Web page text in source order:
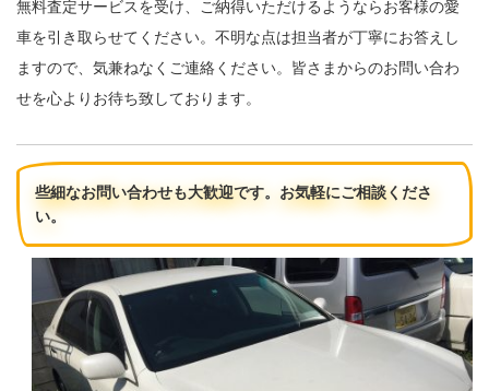
無料査定サービスを受け、ご納得いただけるようならお客様の愛
車を引き取らせてください。不明な点は担当者が丁寧にお答えし
ますので、気兼ねなくご連絡ください。皆さまからのお問い合わ
せを心よりお待ち致しております。
些細なお問い合わせも大歓迎です。お気軽にご相談くださ
い。